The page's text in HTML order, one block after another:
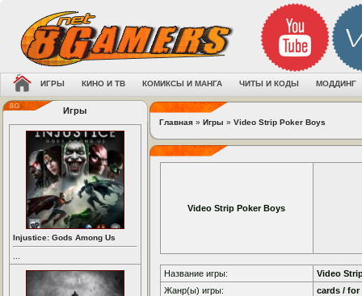
ИГРЫ КИНО И ТВ КОМИКСЫ И МАНГА ЧИТЫ И КОДЫ МОДДИНГ
Игры
Injustice: Gods Among Us
Главная » Игры » Video Strip Poker Boys
Video Strip Poker Boys
Название игры:
Video
Жанр(ы) игры:
cards / for